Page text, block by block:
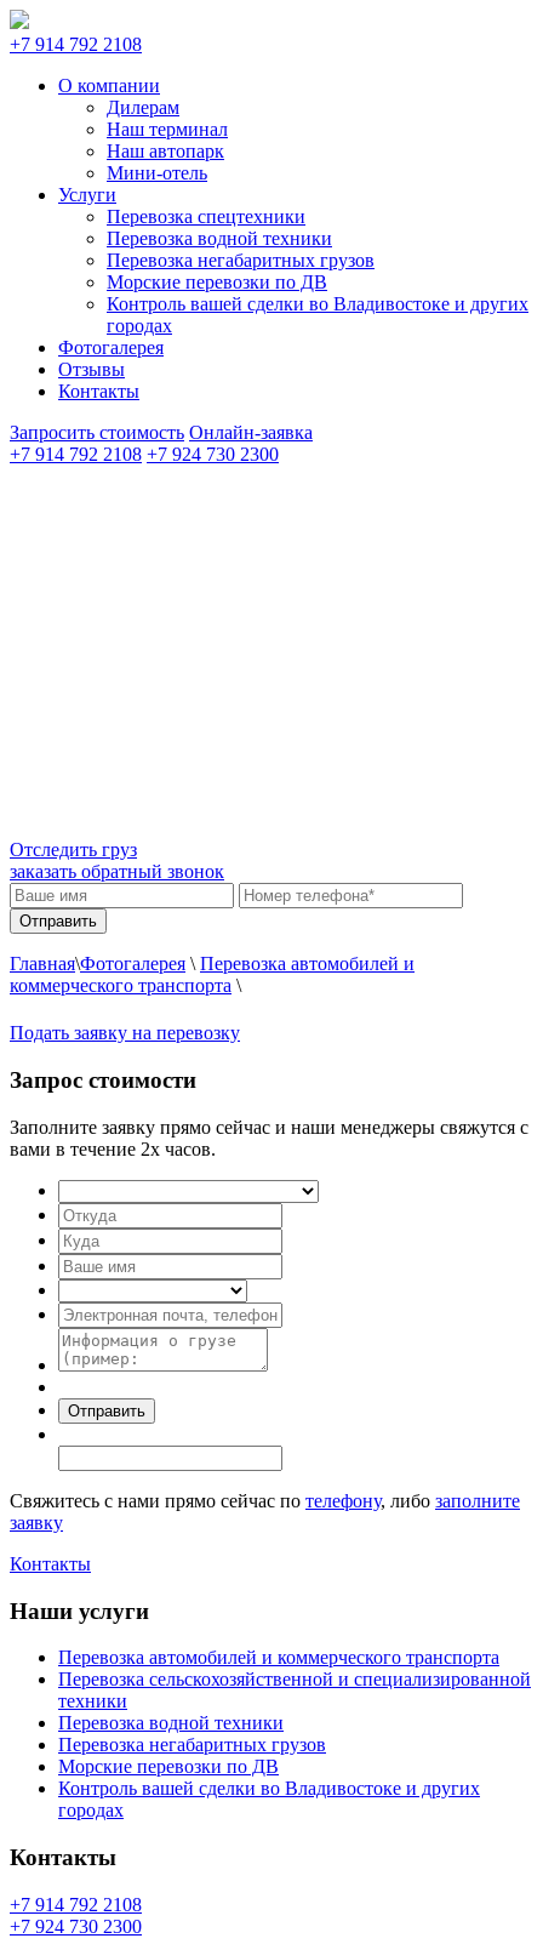
+7 914 792 2108
О компании
Дилерам
Наш терминал
Наш автопарк
Мини-отель
Услуги
Перевозка спецтехники
Перевозка водной техники
Перевозка негабаритных грузов
Морские перевозки по ДВ
Контроль вашей сделки во Владивостоке и других
городах
Фотогалерея
Отзывы
Контакты
Запросить стоимость Онлайн-заявка
+7 914 792 2108 +7 924 730 2300
Отследить груз
заказать обратный звонок
Главная\Фотогалерея \ Перевозка автомобилей и
коммерческого транспорта \
Подать заявку на перевозку
Запрос стоимости
Заполните заявку прямо сейчас и наши менеджеры свяжутся с
вами в течение 2х часов.
Свяжитесь с нами прямо сейчас по телефону, либо заполните
заявку
Контакты
Наши услуги
Перевозка автомобилей и коммерческого транспорта
Перевозка сельскохозяйственной и специализированной
техники
Перевозка водной техники
Перевозка негабаритных грузов
Морские перевозки по ДВ
Контроль вашей сделки во Владивостоке и других
городах
Контакты
+7 914 792 2108
+7 924 730 2300